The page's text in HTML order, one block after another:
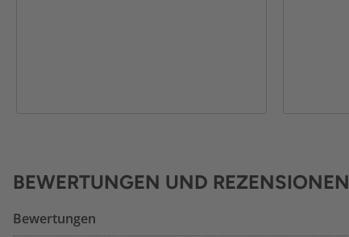
BEWERTUNGEN UND REZENSIONEN
Bewertungen